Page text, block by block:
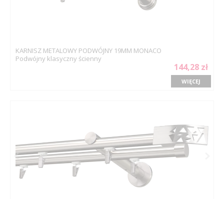
KARNISZ METALOWY PODWÓJNY 19MM MONACO
Podwójny klasyczny ścienny
144,28 zł
WIĘCEJ